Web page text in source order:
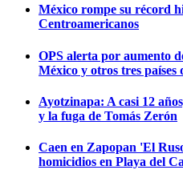
México rompe su récord
Centroamericanos
OPS alerta por aumento
México y otros tres países
Ayotzinapa: A casi 12
y la fuga de Tomás Zerón
Caen en Zapopan 'El
homicidios en Playa del